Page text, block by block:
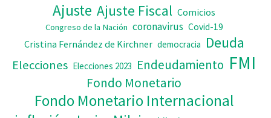
Ajuste Ajuste Fiscal Comicios
Congreso de la Nación coronavirus Covid-19
Cristina Fernández de Kirchner democracia Deuda
Elecciones Elecciones 2023 Endeudamiento FMI
Fondo Monetario
Fondo Monetario Internacional